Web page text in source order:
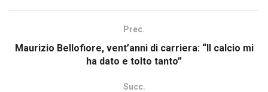
Prec.
Maurizio Bellofiore, vent’anni di carriera: “Il calcio mi
ha dato e tolto tanto”
Succ.